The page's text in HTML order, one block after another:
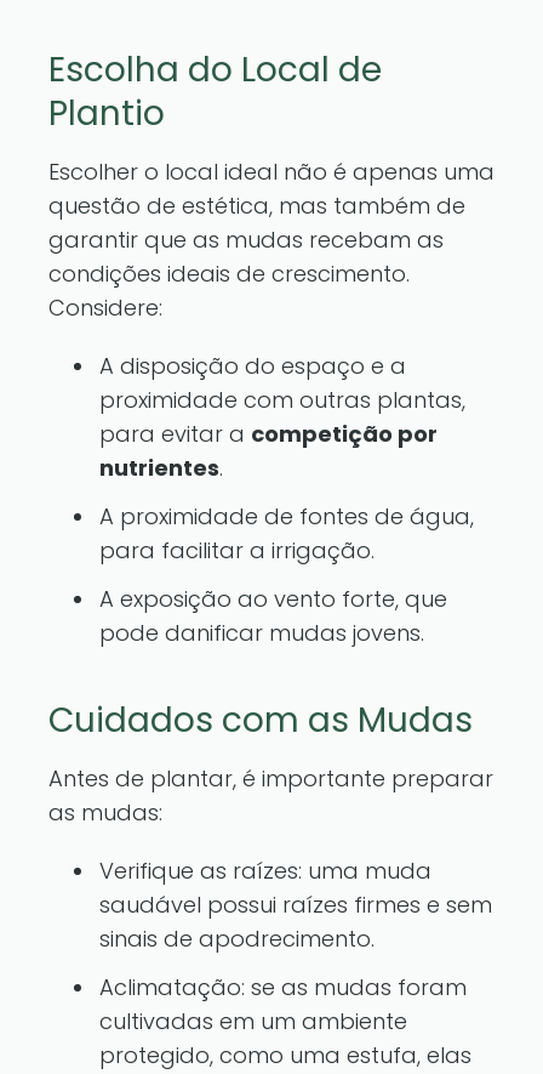
Escolha do Local de
Plantio
Escolher o local ideal não é apenas uma
questão de estética, mas também de
garantir que as mudas recebam as
condições ideais de crescimento.
Considere:
A disposição do espaço e a
proximidade com outras plantas,
para evitar a competição por
nutrientes.
A proximidade de fontes de água,
para facilitar a irrigação.
A exposição ao vento forte, que
pode danificar mudas jovens.
Cuidados com as Mudas
Antes de plantar, é importante preparar
as mudas:
Verifique as raízes: uma muda
saudável possui raízes firmes e sem
sinais de apodrecimento.
Aclimatação: se as mudas foram
cultivadas em um ambiente
protegido, como uma estufa, elas